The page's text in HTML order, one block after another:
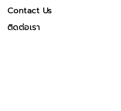
Contact Us
ติดต่อเรา